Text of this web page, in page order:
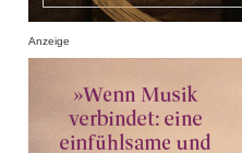
Anzeige